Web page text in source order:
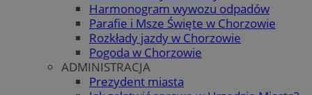
Harmonogram wywozu odpadów
Parafie i Msze Święte w Chorzowie
Rozkłady jazdy w Chorzowie
Pogoda w Chorzowie
ADMINISTRACJA
Prezydent miasta